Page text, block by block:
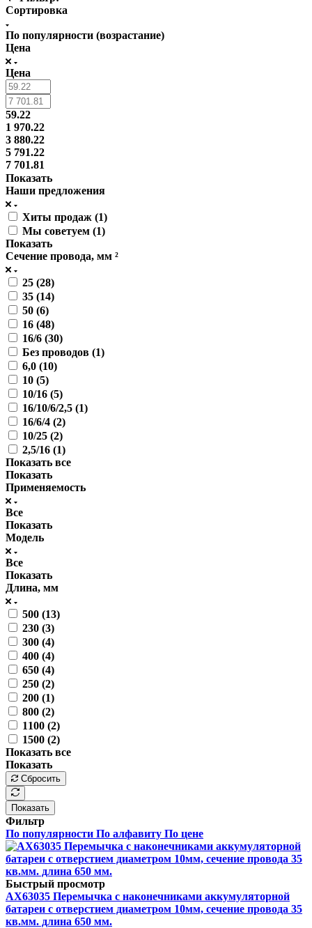
Сортировка
По популярности (возрастание)
Цена
Цена
59.22
1 970.22
3 880.22
5 791.22
7 701.81
Показать
Наши предложения
Хиты продаж (1)
Мы советуем (1)
Показать
Сечение провода, мм ²
25 (28)
35 (14)
50 (6)
16 (48)
16/6 (30)
Без проводов (1)
6,0 (10)
10 (5)
10/16 (5)
16/10/6/2,5 (1)
16/6/4 (2)
10/25 (2)
2,5/16 (1)
Показать все
Показать
Применяемость
Все
Показать
Модель
Все
Показать
Длина, мм
500 (13)
230 (3)
300 (4)
400 (4)
650 (4)
250 (2)
200 (1)
800 (2)
1100 (2)
1500 (2)
Показать все
Показать
Сбросить
Показать
Фильтр
По популярности По алфавиту По цене
Быстрый просмотр
AX63035 Перемычка с наконечниками аккумуляторной
батареи с отверстием диаметром 10мм, сечение провода 35
кв.мм. длина 650 мм.